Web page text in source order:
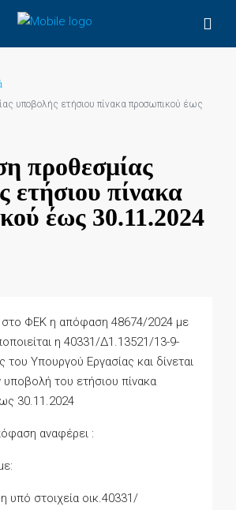
υποβολής ετήσιου πίνακα προσωπικού έως
προθεσμίας
ετήσιου πίνακα
έως 30.11.2024
στο ΦΕΚ η απόφαση 48674/2024 με
η 40331/Δ1.13521/13-9-
Υπουργού Εργασίας και δίνεται
του ετήσιου πίνακα
30.11.2024
αναφέρει :
υπό στοιχεία οικ.40331/